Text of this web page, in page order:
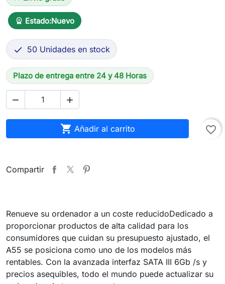
workspace_premium Estado:Nuevo
 50 Unidades en stock
Plazo de entrega entre 24 y 48 Horas
 
 Añadir al carrito favorite_border
Compartir
Renueve su ordenador a un coste reducidoDedicado a
proporcionar productos de alta calidad para los
consumidores que cuidan su presupuesto ajustado, el
A55 se posiciona como uno de los modelos más
rentables. Con la avanzada interfaz SATA III 6Gb /s y
precios asequibles, todo el mundo puede actualizar su